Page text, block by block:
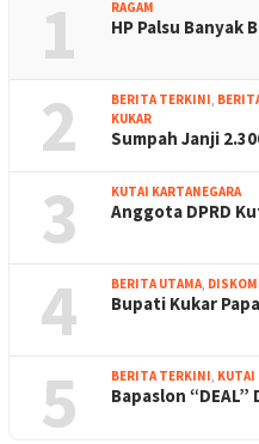
1 RAGAM
HP Palsu Banyak
2 BERITA TERKINI
KUKAR
Sumpah Janji
3 KUTAI KARTANEGARA
Anggota DPRD
4 BERITA UTAMA
Bupati Kukar
5 BERITA TERKINI KUTAI
Bapaslon